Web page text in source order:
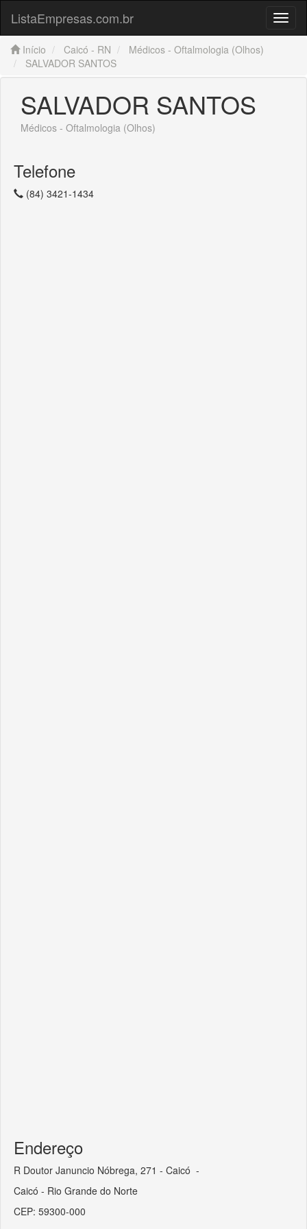
Menu
ListaEmpresas.com.br
Início Caicó - RN
Médicos - Oftalmologia (Olhos)
SALVADOR SANTOS
SALVADOR SANTOS
Médicos - Oftalmologia (Olhos)
Telefone
(84) 3421-1434
Endereço
R Doutor Januncio Nóbrega, 271 - Caicó -
Caicó - Rio Grande do Norte
CEP: 59300-000